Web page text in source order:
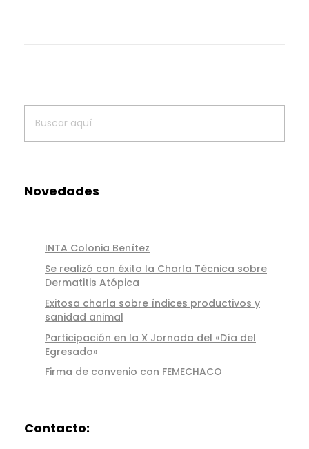
Novedades
INTA Colonia Benítez
Se realizó con éxito la Charla Técnica sobre
Dermatitis Atópica
Exitosa charla sobre índices productivos y
sanidad animal
Participación en la X Jornada del «Día del
Egresado»
Firma de convenio con FEMECHACO
Contacto: